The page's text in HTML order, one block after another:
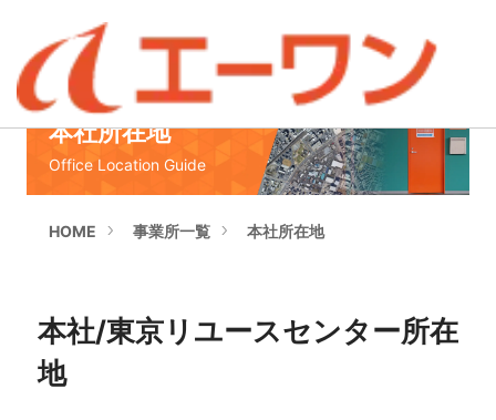
本社所在地
Office Location Guide
HOME 事業所一覧 本社所在地
本社/東京リユースセンター所在
地